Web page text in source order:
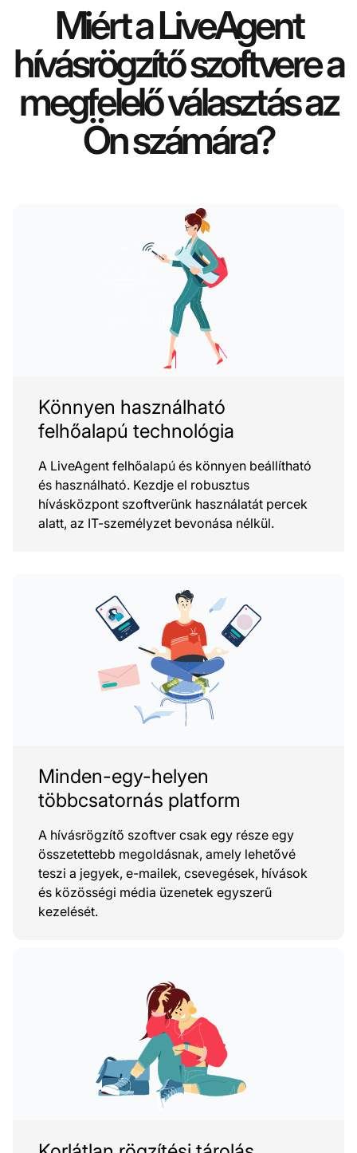
Miért a LiveAgent
hívásrögzítő szoftvere a
megfelelő választás az
Ön számára?
Könnyen használható
felhőalapú technológia
A LiveAgent felhőalapú és könnyen beállítható
és használható. Kezdje el robusztus
hívásközpont szoftverünk használatát percek
alatt, az IT-személyzet bevonása nélkül.
Minden-egy-helyen
többcsatornás platform
A hívásrögzítő szoftver csak egy része egy
összetettebb megoldásnak, amely lehetővé
teszi a jegyek, e-mailek, csevegések, hívások
és közösségi média üzenetek egyszerű
kezelését.